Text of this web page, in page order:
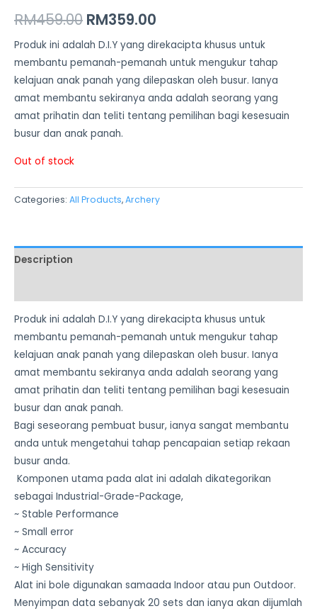
RM459.00 RM359.00
Produk ini adalah D.I.Y yang direkacipta khusus untuk
membantu pemanah-pemanah untuk mengukur tahap
kelajuan anak panah yang dilepaskan oleh busur. Ianya
amat membantu sekiranya anda adalah seorang yang
amat prihatin dan teliti tentang pemilihan bagi kesesuain
busur dan anak panah.
Out of stock
Categories: All Products,Archery
Description
Produk ini adalah D.I.Y yang direkacipta khusus untuk
membantu pemanah-pemanah untuk mengukur tahap
kelajuan anak panah yang dilepaskan oleh busur. Ianya
amat membantu sekiranya anda adalah seorang yang
amat prihatin dan teliti tentang pemilihan bagi kesesuain
busur dan anak panah.
Bagi seseorang pembuat busur, ianya sangat membantu
anda untuk mengetahui tahap pencapaian setiap rekaan
busur anda.
Komponen utama pada alat ini adalah dikategorikan
sebagai Industrial-Grade-Package,
~ Stable Performance
~ Small error
~ Accuracy
~ High Sensitivity
Alat ini bole digunakan samaada Indoor atau pun Outdoor.
Menyimpan data sebanyak 20 sets dan ianya akan dijumlah